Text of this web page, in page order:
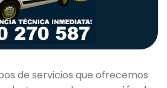
de servicios que ofrecemos